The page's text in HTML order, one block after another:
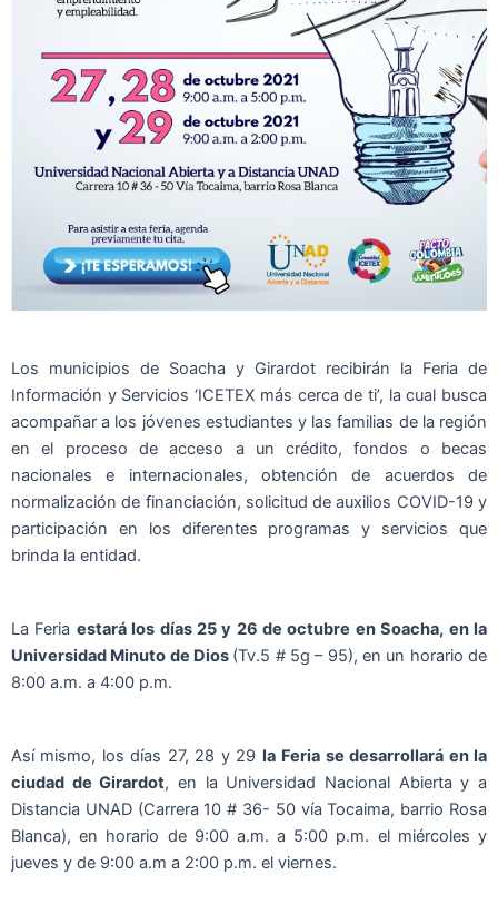
Los municipios de Soacha y Girardot recibirán la Feria de
Información y Servicios ‘ICETEX más cerca de ti’, la cual busca
acompañar a los jóvenes estudiantes y las familias de la región
en el proceso de acceso a un crédito, fondos o becas
nacionales e internacionales, obtención de acuerdos de
normalización de financiación, solicitud de auxilios COVID-19 y
participación en los diferentes programas y servicios que
brinda la entidad.
La Feria estará los días 25 y 26 de octubre en Soacha, en la
Universidad Minuto de Dios (Tv.5 # 5g – 95), en un horario de
8:00 a.m. a 4:00 p.m.
Así mismo, los días 27, 28 y 29 la Feria se desarrollará en la
ciudad de Girardot, en la Universidad Nacional Abierta y a
Distancia UNAD (Carrera 10 # 36- 50 vía Tocaima, barrio Rosa
Blanca), en horario de 9:00 a.m. a 5:00 p.m. el miércoles y
jueves y de 9:00 a.m a 2:00 p.m. el viernes.